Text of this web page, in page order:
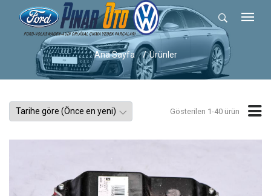
Ana Sayfa Ürünler
Gösterilen 1-40 ürün